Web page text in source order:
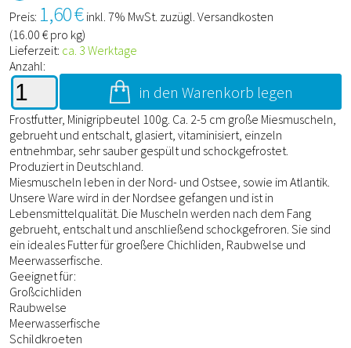
Preis: 1,60€ inkl. 7% MwSt. zuzügl. Versandkosten
(16.00 € pro kg)
Lieferzeit: ca. 3 Werktage
Anzahl:
in den Warenkorb legen
Frostfutter, Minigripbeutel 100g. Ca. 2-5 cm große Miesmuscheln,
gebrueht und entschalt, glasiert, vitaminisiert, einzeln
entnehmbar, sehr sauber gespült und schockgefrostet.
Produziert in Deutschland.
Miesmuscheln leben in der Nord- und Ostsee, sowie im Atlantik.
Unsere Ware wird in der Nordsee gefangen und ist in
Lebensmittelqualität. Die Muscheln werden nach dem Fang
gebrueht, entschalt und anschließend schockgefroren. Sie sind
ein ideales Futter für groeßere Chichliden, Raubwelse und
Meerwasserfische.
Geeignet für:
Großcichliden
Raubwelse
Meerwasserfische
Schildkroeten